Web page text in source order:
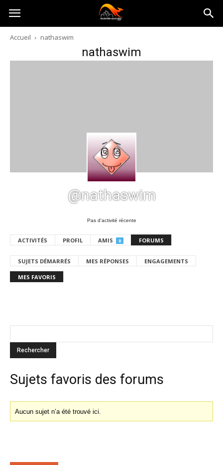
Australia-
australie.com
Accueil nathaswim
nathaswim
@nathaswim
Pas d’activité récente
ACTIVITÉS PROFIL AMIS 0 FORUMS
SUJETS DÉMARRÉS MES RÉPONSES ENGAGEMENTS
MES FAVORIS
Sujets favoris des forums
Aucun sujet n’a été trouvé ici.